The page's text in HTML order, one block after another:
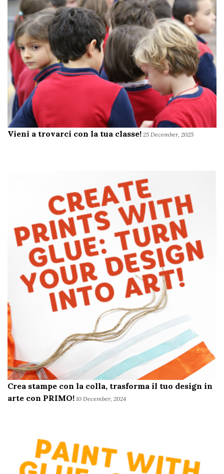
Vieni a trovarci con la tua classe! 25 December, 2025
Crea stampe con la colla, trasforma il tuo design in
arte con PRIMO! 10 December, 2024